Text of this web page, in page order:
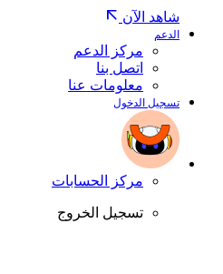
شاهد الآن
الدعم
مركز الدعم
اتصل بنا
معلومات عنا
تسجيل الدخول
مركز الحسابات
تسجيل الخروج